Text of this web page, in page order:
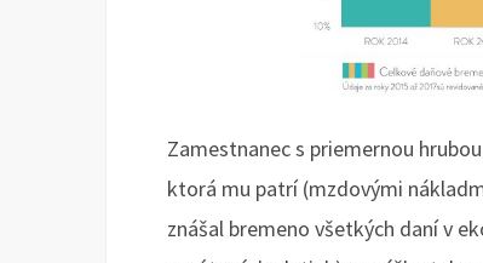
Zamestnanec s priemernou
ktorá mu patrí (mzdovými
znášal bremeno všetkých daní v